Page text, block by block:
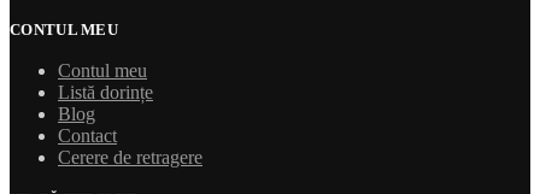
CONTUL MEU
Contul meu
Listă dorințe
Blog
Contact
Cerere de retragere